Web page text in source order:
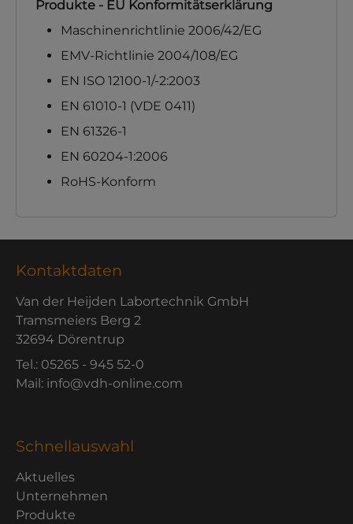
Produkte - EU Konformitätserklärung
Maschinenrichtlinie 2006/42/EG
EMV-Richtlinie 2004/108/EG
EN ISO 12100-1/-2:2003
EN 61010-1 (VDE 0411)
EN 61326-1
EN 60204-1:2006
RoHS-Konform
Kontaktdaten
Van der Heijden Labortechnik GmbH
Tramsmeiers Berg 2
32694 Dörentrup
Tel.: 05265 - 945 52-0
Mail: info@vdh-online.com
Schnellauswahl
Aktuelles
Unternehmen
Produkte